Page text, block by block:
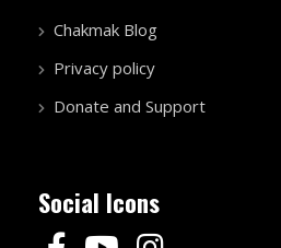
Chakmak Blog
Privacy policy
Donate and Support
Social Icons